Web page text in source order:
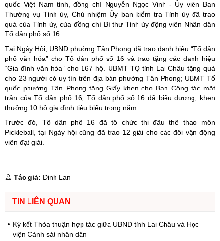
quốc Việt Nam tỉnh, đồng chí Nguyễn Ngọc Vinh - Ủy viên Ban
Thường vụ Tỉnh ủy, Chủ nhiệm Ủy ban kiểm tra Tỉnh ủy đã trao
quà của Tỉnh ủy, của đồng chí Bí thư Tỉnh ủy động viên Nhân dân
Tổ dân phố số 16.
Tại Ngày Hội, UBND phường Tân Phong đã trao danh hiệu “Tổ dân
phố văn hóa” cho Tổ dân phố số 16 và trao tặng các danh hiệu
“Gia đình văn hóa” cho 167 hộ. UBMT TQ tỉnh Lai Châu tặng quà
cho 23 người có uy tín trên địa bàn phường Tân Phong; UBMT Tổ
quốc phường Tân Phong tặng Giấy khen cho Ban Công tác mặt
trận của Tổ dân phố 16; Tổ dân phố số 16 đã biểu dương, khen
thưởng 10 hộ gia đình tiêu biểu trong năm.
Trước đó, Tổ dân phố 16 đã tổ chức thi đấu thể thao môn
Pickleball, tại Ngày hội cũng đã trao 12 giải cho các đôi vận động
viên đạt giải.
Tác giả: Đinh Lan
TIN LIÊN QUAN
Ký kết Thỏa thuận hợp tác giữa UBND tỉnh Lai Châu và Học
viện Cảnh sát nhân dân